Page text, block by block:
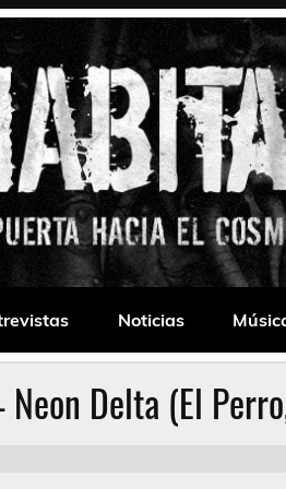
Noticias
Delta (El